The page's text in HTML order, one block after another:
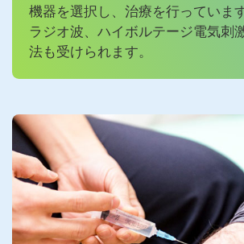
機器を選択し、 治療を行っていま
ラジオ波、 ハイボルテージ電気刺
法も受けられます。